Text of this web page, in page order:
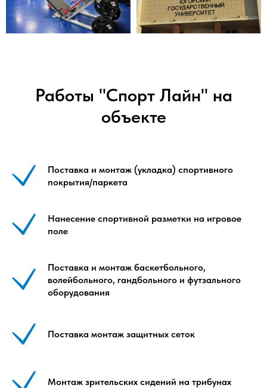
Работы "Спорт Лайн" на
объекте
Поставка и монтаж (укладка) спортивного
покрытия/паркета
Нанесение спортивной разметки на игровое
поле
Поставка и монтаж баскетбольного,
волейбольного, гандбольного и футзального
оборудования
Поставка монтаж защитных сеток
Монтаж зрительских сидений на трибунах